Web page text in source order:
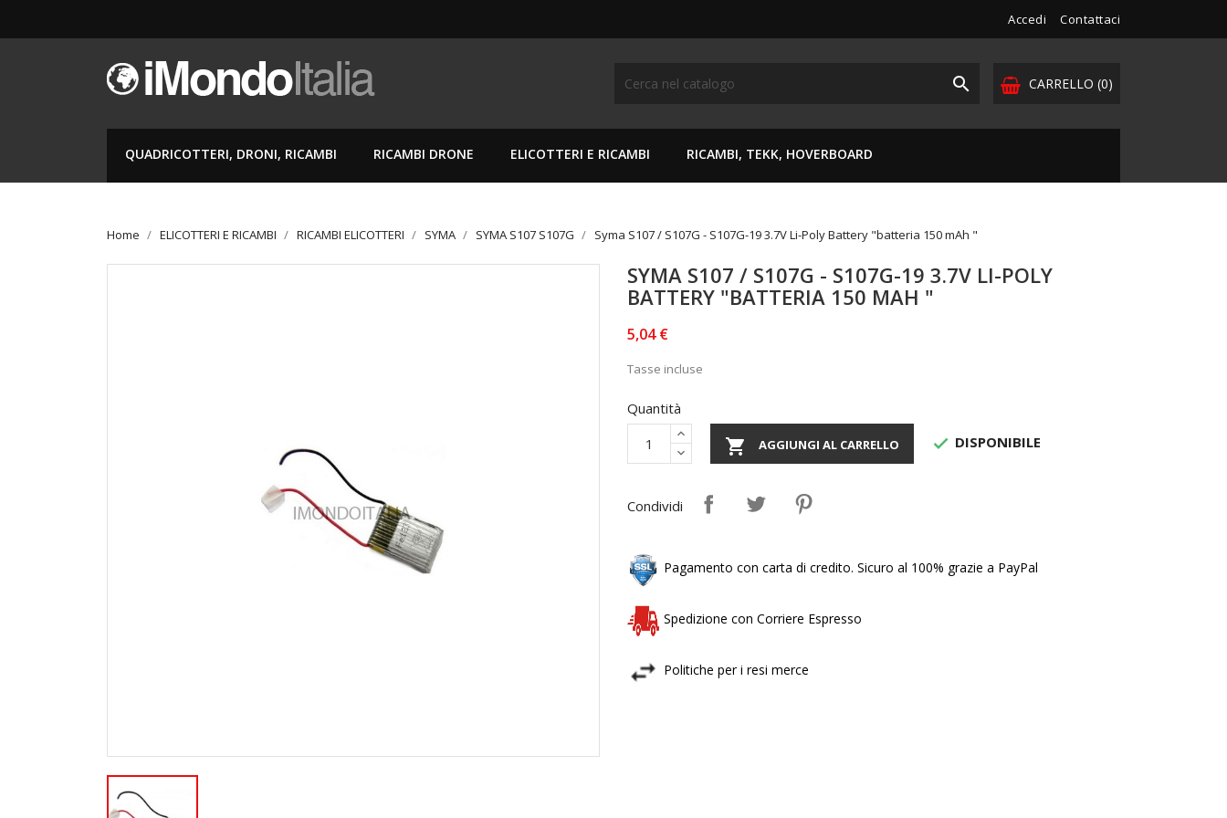
Accedi Contattaci
CARRELLO (0)

QUADRICOTTERI, DRONI, RICAMBI RICAMBI DRONE ELICOTTERI E RICAMBI RICAMBI, TEKK, HOVERBOARD
Home ELICOTTERI E RICAMBI RICAMBI ELICOTTERI SYMA SYMA S107 S107G Syma S107 / S107G - S107G-19 3.7V Li-Poly Battery "batteria 150 mAh "
SYMA S107 / S107G - S107G-19 3.7V LI-POLY
BATTERY "BATTERIA 150 MAH "
5,04 €
Tasse incluse
Quantità
 AGGIUNGI AL CARRELLO  DISPONIBILE
Condividi
Pagamento con carta di credito. Sicuro al 100% grazie a PayPal
Spedizione con Corriere Espresso
Politiche per i resi merce